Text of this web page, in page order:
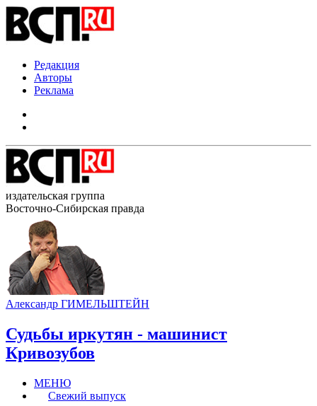
Редакция
Авторы
Реклама
издательская группа
Восточно-Сибирская правда
Александр ГИМЕЛЬШТЕЙН
Судьбы иркутян - машинист
Кривозубов
МЕНЮ
Свежий выпуск